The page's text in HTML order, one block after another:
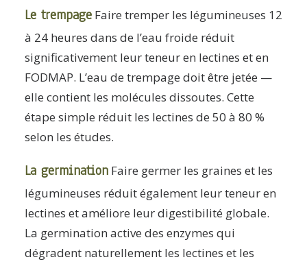
Le trempage Faire tremper les légumineuses 12
à 24 heures dans de l’eau froide réduit
significativement leur teneur en lectines et en
FODMAP. L’eau de trempage doit être jetée —
elle contient les molécules dissoutes. Cette
étape simple réduit les lectines de 50 à 80 %
selon les études.
La germination Faire germer les graines et les
légumineuses réduit également leur teneur en
lectines et améliore leur digestibilité globale.
La germination active des enzymes qui
dégradent naturellement les lectines et les